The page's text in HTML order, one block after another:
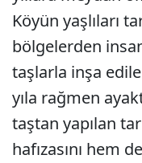
Köyün yaşlıları
bölgelerden
taşlarla inşa
yıla rağmen
taştan yapılan
hafızasını hem